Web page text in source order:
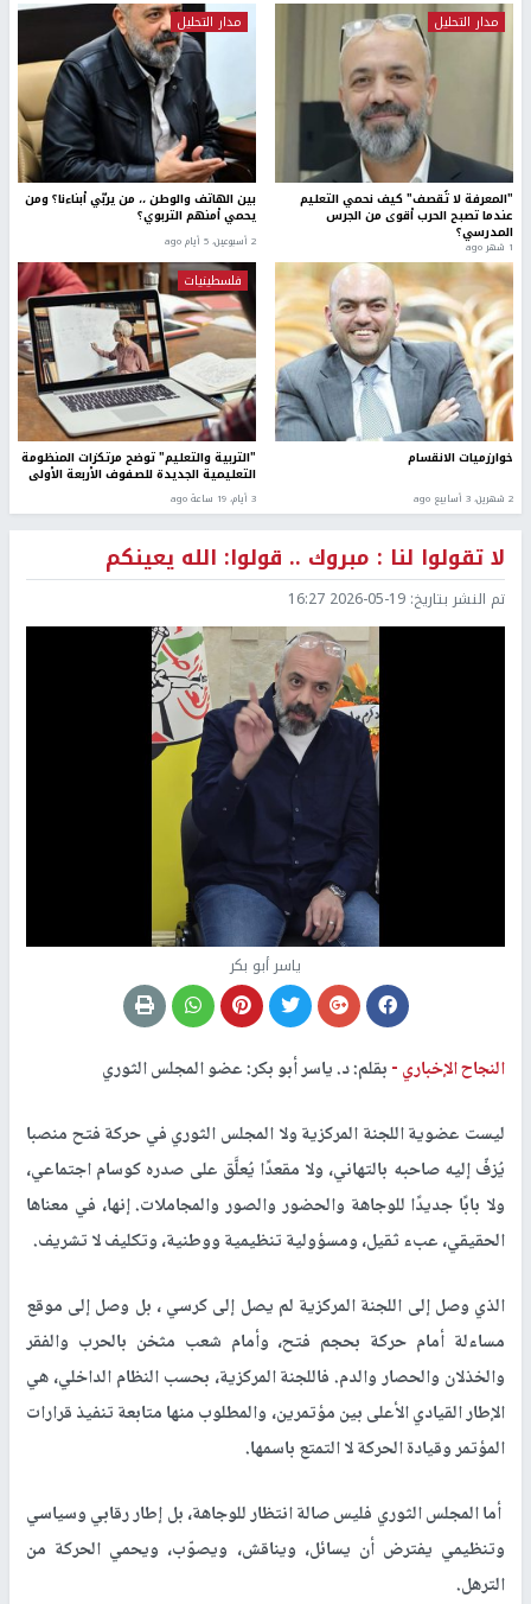
مدار التحليل
"المعرفة لا تُقصف" كيف نحمي التعليم
عندما تصبح الحرب أقوى من الجرس
المدرسي؟
1 شهر ago
مدار التحليل
بين الهاتف والوطن ،، من يربّي أبناءنا؟ ومن
يحمي أمنهم التربوي؟
2 أسبوعين، 5 أيام ago
خوارزميات الانقسام
2 شهرين، 3 أسابيع ago
فلسطينيات
"التربية والتعليم" توضح مرتكزات المنظومة
التعليمية الجديدة للصفوف الأربعة الأولى
3 أيام، 19 ساعة ago
لا تقولوا لنا : مبروك .. قولوا: الله يعينكم
تم النشر بتاريخ: 2026-05-19 16:27
ياسر أبو بكر
النجاح الإخباري -بقلم: د. ياسر أبو بكر: عضو المجلس الثوري
ليست عضوية اللجنة المركزية ولا المجلس الثوري في حركة فتح منصبا
يُزفّ إليه صاحبه بالتهاني، ولا مقعدًا يُعلَّق على صدره كوسام اجتماعي،
ولا بابًا جديدًا للوجاهة والحضور والصور والمجاملات. إنها، في معناها
الحقيقي، عبء ثقيل، ومسؤولية تنظيمية ووطنية، وتكليف لا تشريف.
الذي وصل إلى اللجنة المركزية لم يصل إلى كرسي ، بل وصل إلى موقع
مساءلة أمام حركة بحجم فتح، وأمام شعب مثخن بالحرب والفقر
والخذلان والحصار والدم. فاللجنة المركزية، بحسب النظام الداخلي، هي
الإطار القيادي الأعلى بين مؤتمرين، والمطلوب منها متابعة تنفيذ قرارات
المؤتمر وقيادة الحركة لا التمتع باسمها.
أما المجلس الثوري فليس صالة انتظار للوجاهة، بل إطار رقابي وسياسي
وتنظيمي يفترض أن يسائل، ويناقش، ويصوّب، ويحمي الحركة من
الترهل.